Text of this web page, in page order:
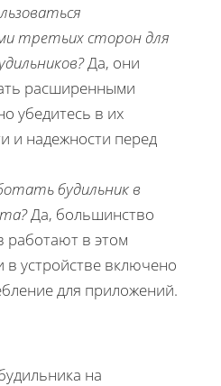
третьих сторон для
Да, они
расширенными
убедитесь в их
и надежности перед
будильник в
Да, большинство
работают в этом
в устройстве включено
для приложений.
на